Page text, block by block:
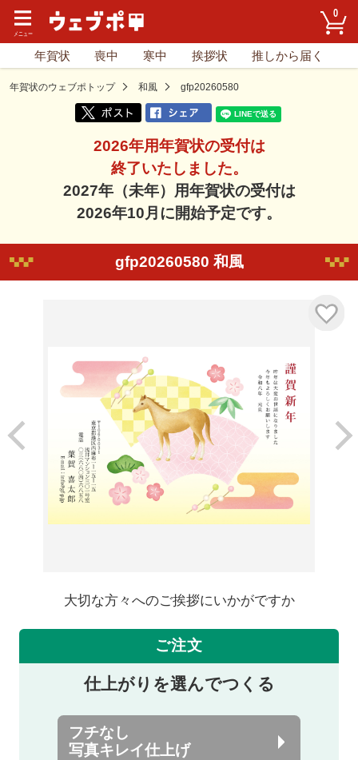
0
年賀状 喪中 寒中 挨拶状 推しから届く
年賀状のウェブポトップ 和風 gfp20260580
2026年用年賀状の受付は
終了いたしました。
2027年（未年）用年賀状の受付は
2026年10月に開始予定です。
gfp20260580 和風
大切な方々へのご挨拶にいかがですか
ご注文
仕上がりを選んでつくる
フチなし
写真キレイ仕上げ